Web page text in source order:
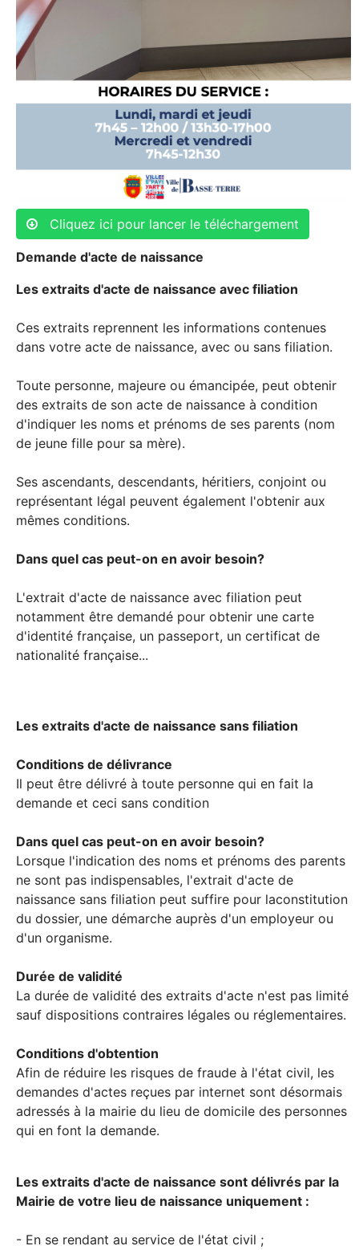
Cliquez ici pour lancer le téléchargement
Demande d'acte de naissance
Les extraits d'acte de naissance avec filiation
Ces extraits reprennent les informations contenues
dans votre acte de naissance, avec ou sans filiation.
Toute personne, majeure ou émancipée, peut obtenir
des extraits de son acte de naissance à condition
d'indiquer les noms et prénoms de ses parents (nom
de jeune fille pour sa mère).
Ses ascendants, descendants, héritiers, conjoint ou
représentant légal peuvent également l'obtenir aux
mêmes conditions.
Dans quel cas peut-on en avoir besoin?
L'extrait d'acte de naissance avec filiation peut
notamment être demandé pour obtenir une carte
d'identité française, un passeport, un certificat de
nationalité française...
Les extraits d'acte de naissance sans filiation
Conditions de délivrance
Il peut être délivré à toute personne qui en fait la
demande et ceci sans condition
Dans quel cas peut-on en avoir besoin?
Lorsque l'indication des noms et prénoms des parents
ne sont pas indispensables, l'extrait d'acte de
naissance sans filiation peut suffire pour laconstitution
du dossier, une démarche auprès d'un employeur ou
d'un organisme.
Durée de validité
La durée de validité des extraits d'acte n'est pas limité
sauf dispositions contraires légales ou réglementaires.
Conditions d'obtention
Afin de réduire les risques de fraude à l'état civil, les
demandes d'actes reçues par internet sont désormais
adressés à la mairie du lieu de domicile des personnes
qui en font la demande.
Les extraits d'acte de naissance sont délivrés par la
Mairie de votre lieu de naissance uniquement :
- En se rendant au service de l'état civil ;